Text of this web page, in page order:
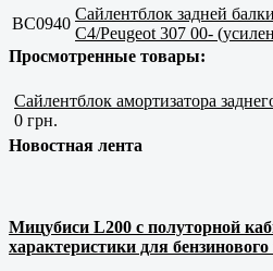
BC0940
Сайлентблок задней
C4/Peugeot 307 00-
Просмотренные товары:
Сайлентблок амортизатора
0 грн.
Новостная лента
Мицубиси L200 с полуторной
характеристики для